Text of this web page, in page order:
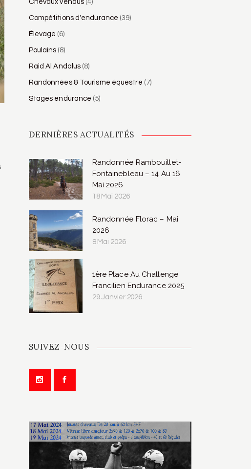
Chevaux vendus (4)
Compétitions d'endurance (39)
Élevage (6)
Poulains (8)
Raid Al Andalus (8)
Randonnées & Tourisme équestre (7)
Stages endurance (5)
DERNIÈRES ACTUALITÉS
Randonnée Rambouillet-
Fontainebleau – 14 Au 16
Mai 2026
18 Mai 2026
Randonnée Florac – Mai
2026
8 Mai 2026
1ère Place Au Challenge
Francilien Endurance 2025
29 Janvier 2026
SUIVEZ-NOUS